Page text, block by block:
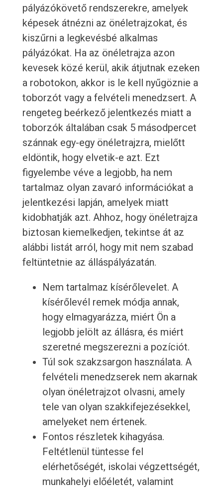
pályázókövető rendszerekre, amelyek
képesek átnézni az önéletrajzokat, és
kiszűrni a legkevésbé alkalmas
pályázókat. Ha az önéletrajza azon
kevesek közé kerül, akik átjutnak ezeken
a robotokon, akkor is le kell nyűgöznie a
toborzót vagy a felvételi menedzsert. A
rengeteg beérkező jelentkezés miatt a
toborzók általában csak 5 másodpercet
szánnak egy-egy önéletrajzra, mielőtt
eldöntik, hogy elvetik-e azt. Ezt
figyelembe véve a legjobb, ha nem
tartalmaz olyan zavaró információkat a
jelentkezési lapján, amelyek miatt
kidobhatják azt. Ahhoz, hogy önéletrajza
biztosan kiemelkedjen, tekintse át az
alábbi listát arról, hogy mit nem szabad
feltüntetnie az álláspályázatán.
Nem tartalmaz kísérőlevelet. A
kísérőlevél remek módja annak,
hogy elmagyarázza, miért Ön a
legjobb jelölt az állásra, és miért
szeretné megszerezni a pozíciót.
Túl sok szakzsargon használata. A
felvételi menedzserek nem akarnak
olyan önéletrajzot olvasni, amely
tele van olyan szakkifejezésekkel,
amelyeket nem értenek.
Fontos részletek kihagyása.
Feltétlenül tüntesse fel
elérhetőségét, iskolai végzettségét,
munkahelyi előéletét, valamint